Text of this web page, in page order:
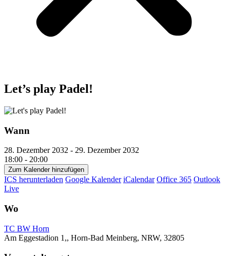
Let’s play Padel!
Wann
28. Dezember 2032 - 29. Dezember 2032
18:00 - 20:00
Zum Kalender hinzufügen
ICS herunterladen Google Kalender iCalendar Office 365 Outlook
Live
Wo
TC BW Horn
Am Eggestadion 1,, Horn-Bad Meinberg, NRW, 32805